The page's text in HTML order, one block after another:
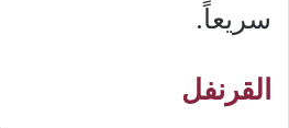
سريعاً.
القرنفل